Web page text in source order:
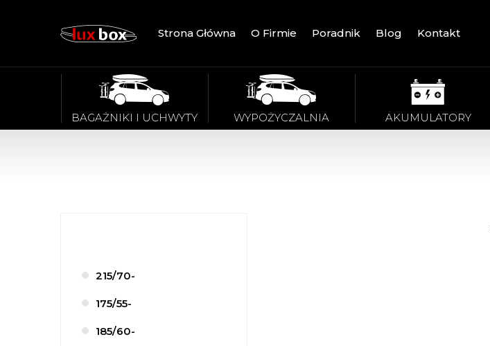
Strona Główna O Firmie Poradnik Blog Kontakt
BAGAŻNIKI I UCHWYTY WYPOŻYCZALNIA AKUMULATORY
215/70-
175/55-
185/60-